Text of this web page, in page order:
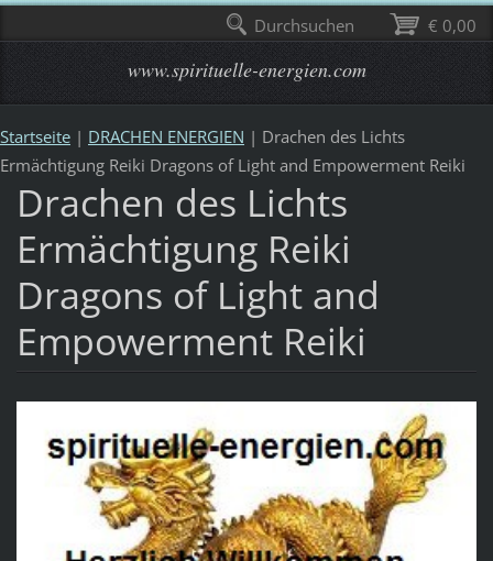
www.spirituelle-energien.com
Startseite | DRACHEN ENERGIEN | Drachen des Lichts
Ermächtigung Reiki Dragons of Light and Empowerment Reiki
Drachen des Lichts
Ermächtigung Reiki
Dragons of Light and
Empowerment Reiki
€ 0,00
Durchsuchen